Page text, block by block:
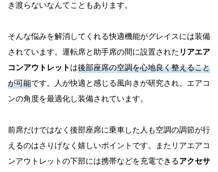
き渡らないなんてこともあります。
そんな悩みを解消してくれる快適機能がグレイスには装備
されています。運転席と助手席の間に設置された リアエア
コンアウトレット は後部座席の空調を心地良く整えること
が可能です。人が快適と感じる風向きが研究され、エアコ
ンの角度を最適化し装備されています。
前席だけではなく後部座席に乗車した人も空調の調節が行
えるのはさりげなく嬉しいポイントです。またリアエアコ
ンアウトレットの下部には携帯などを充電できるアクセサ